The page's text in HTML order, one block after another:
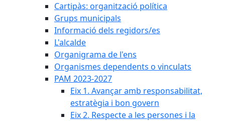
Cartipàs: organització política
Grups municipals
Informació dels regidors/es
L'alcalde
Organigrama de l'ens
Organismes dependents o vinculats
PAM 2023-2027
Eix 1. Avançar amb responsabilitat,
estratègia i bon govern
Eix 2. Respecte a les persones i la